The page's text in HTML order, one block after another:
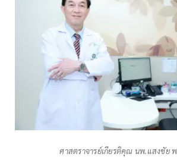
ศาสตราจารย์เกียรติคุณ นพ.แสงชัย